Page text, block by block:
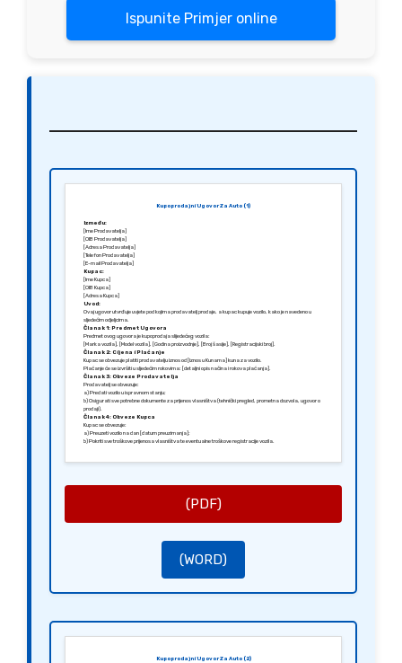
Ispunite Primjer online
Kupoprodajni Ugovor Za Auto (1)
Između:
[Ime Prodavatelja]
[OIB Prodavatelja]
[Adresa Prodavatelja]
[Telefon Prodavatelja]
[E-mail Prodavatelja]
Kupac:
[Ime Kupca]
[OIB Kupca]
[Adresa Kupca]
Uvod:
Ovaj ugovor utvrđuje uvjete pod kojima prodavatelj prodaje, a kupac kupuje vozilo, kako je navedeno u
sljedećim odjeljcima.
Članak 1: Predmet Ugovora
Predmet ovog ugovora je kupoprodaja slijedećeg vozila:
[Marka vozila], [Model vozila], [Godina proizvodnje], [Broj šasije], [Registracijski broj].
Članak 2: Cijena i Plaćanje
Kupac se obvezuje platiti prodavatelju iznos od [Iznos u Kunama] kuna za vozilo.
Plaćanje će se izvršiti u sljedećim rokovima: [detaljni opis načina i rokova plaćanja].
Članak 3: Obveze Prodavatelja
Prodavatelj se obvezuje:
a) Predati vozilo u ispravnom stanju;
b) Osigurati sve potrebne dokumente za prijenos vlasništva (tehnički pregled, prometna dozvola, ugovor o
prodaji).
Članak 4: Obveze Kupca
Kupac se obvezuje:
a) Preuzeti vozilo na dan [datum preuzimanja];
b) Pokriti sve troškove prijenosa vlasništva te eventualne troškove registracije vozila.
[Potpis Prodavatelja]
(PDF)
(WORD)
Kupoprodajni Ugovor Za Auto (2)